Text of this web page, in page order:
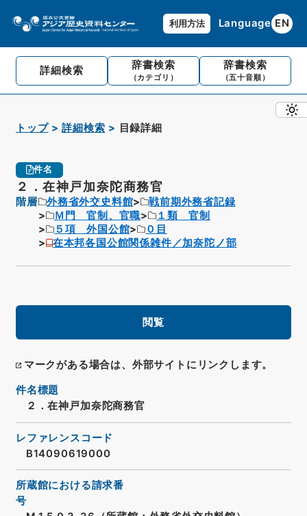
利用方法 Language EN
詳細検索 辞書検索
（カテゴリ）
辞書検索
（五十音順）
トップ 詳細検索 目録詳細
件名
２．在神戸加奈陀商務官
階層 外務省外交史料館
戦前期外務省記録
Ｍ門 官制、官職
１類 官制
５項 外国公館
０目
在本邦各国公館関係雑件／加奈陀ノ部
閲覧
マークがある場合は、外部サイトにリンクします。
件名標題
２．在神戸加奈陀商務官
レファレンスコード
B14090619000
所蔵館における請求番
号